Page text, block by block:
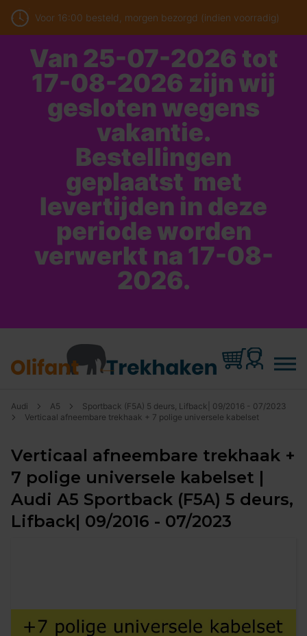
Voor 16:00 besteld, morgen bezorgd (indien voorradig)
Van 25-07-2026 tot
17-08-2026 zijn wij
gesloten wegens
vakantie.
Bestellingen
geplaatst met
levertijden in deze
periode worden
verwerkt na 17-08-
2026.
Audi A5
Sportback (F5A) 5 deurs, Lifback| 09/2016 - 07/2023
Verticaal afneembare trekhaak + 7 polige universele kabelset
Verticaal afneembare trekhaak +
7 polige universele kabelset |
Audi A5 Sportback (F5A) 5 deurs,
Lifback| 09/2016 - 07/2023